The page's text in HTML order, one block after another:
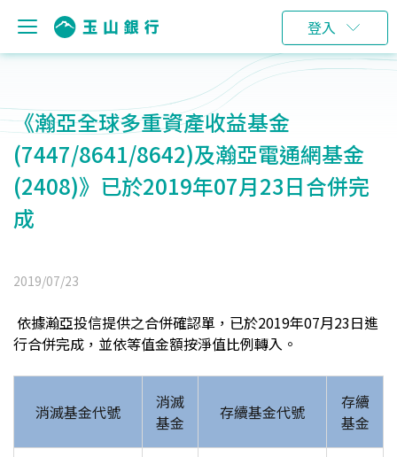
登入
《瀚亞全球多重資產收益基金
(7447/8641/8642)及瀚亞電通網基金
(2408)》已於2019年07月23日合併完
成
2019/07/23
依據瀚亞投信提供之合併確認單，已於2019年07月23日進
行合併完成，並依等值金額按淨值比例轉入。
消滅基金代號
消滅
基金
存續基金代號
存續
基金